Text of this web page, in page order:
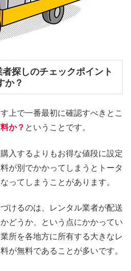
探しのチェックポイント
か？
上で一番最初に確認すべきとこ
か？ ということです。
入するよりもお得な値段に設定
が別でかかってしまうとトータ
ってしまうことがあります。
けるのは、レンタル業者が配送
どうか、という点にかかってい
所を各地方に所有する大きなレ
が無料であることが多いです。